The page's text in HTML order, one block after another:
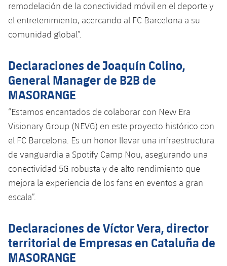
remodelación de la conectividad móvil en el deporte y
el entretenimiento, acercando al FC Barcelona a su
comunidad global”.
Declaraciones de Joaquín Colino,
General Manager de B2B de
MASORANGE
“Estamos encantados de colaborar con New Era
Visionary Group (NEVG) en este proyecto histórico con
el FC Barcelona. Es un honor llevar una infraestructura
de vanguardia a Spotify Camp Nou, asegurando una
conectividad 5G robusta y de alto rendimiento que
mejora la experiencia de los fans en eventos a gran
escala”.
Declaraciones de Víctor Vera, director
territorial de Empresas en Cataluña de
MASORANGE